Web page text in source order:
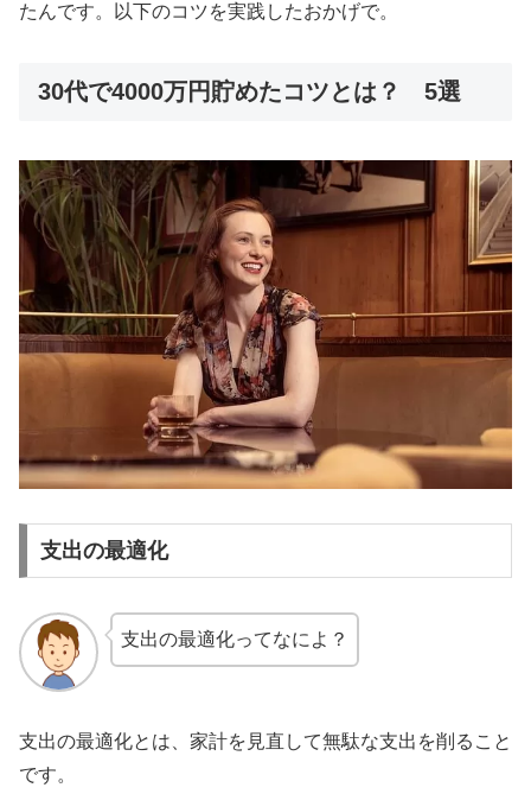
たんです。以下のコツを実践したおかげで。
30代で4000万円貯めたコツとは？ 5選
支出の最適化
支出の最適化ってなによ？
支出の最適化とは、家計を見直して無駄な支出を削ること
です。